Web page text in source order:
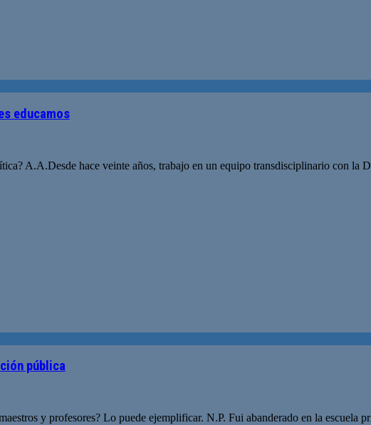
educamos
A.A.Desde hace veinte años, trabajo en un equipo transdisciplinario con la
pública
y profesores? Lo puede ejemplificar. N.P. Fui abanderado en la escuela